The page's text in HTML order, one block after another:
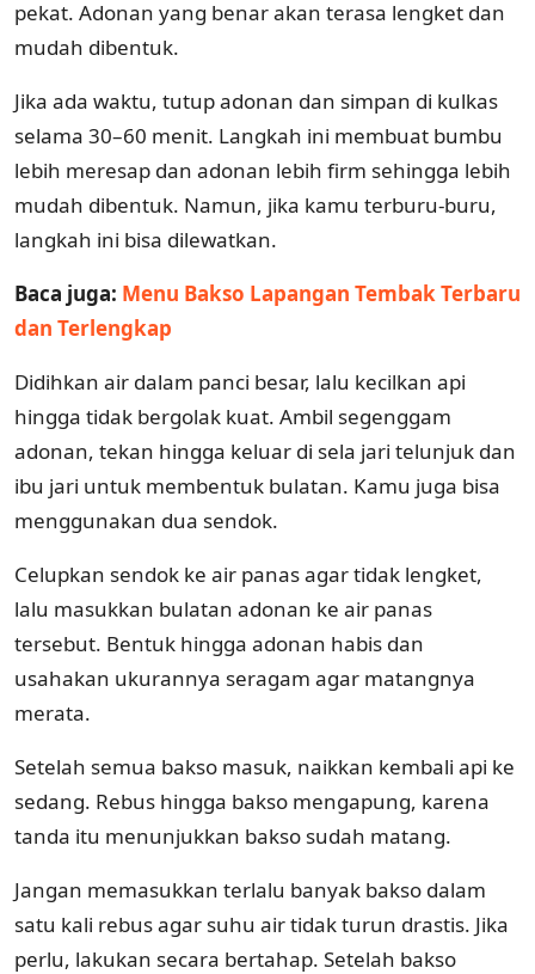
pekat. Adonan yang benar akan terasa lengket dan
mudah dibentuk.
Jika ada waktu, tutup adonan dan simpan di kulkas
selama 30–60 menit. Langkah ini membuat bumbu
lebih meresap dan adonan lebih firm sehingga lebih
mudah dibentuk. Namun, jika kamu terburu-buru,
langkah ini bisa dilewatkan.
Baca juga: Menu Bakso Lapangan Tembak Terbaru
dan Terlengkap
Didihkan air dalam panci besar, lalu kecilkan api
hingga tidak bergolak kuat. Ambil segenggam
adonan, tekan hingga keluar di sela jari telunjuk dan
ibu jari untuk membentuk bulatan. Kamu juga bisa
menggunakan dua sendok.
Celupkan sendok ke air panas agar tidak lengket,
lalu masukkan bulatan adonan ke air panas
tersebut. Bentuk hingga adonan habis dan
usahakan ukurannya seragam agar matangnya
merata.
Setelah semua bakso masuk, naikkan kembali api ke
sedang. Rebus hingga bakso mengapung, karena
tanda itu menunjukkan bakso sudah matang.
Jangan memasukkan terlalu banyak bakso dalam
satu kali rebus agar suhu air tidak turun drastis. Jika
perlu, lakukan secara bertahap. Setelah bakso